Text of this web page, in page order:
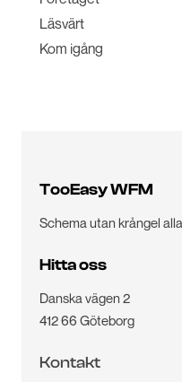
Läsvärt
Kom igång
TooEasy WFM
Schema utan krångel
Hitta oss
Danska vägen 2
412 66 Göteborg
Kontakt